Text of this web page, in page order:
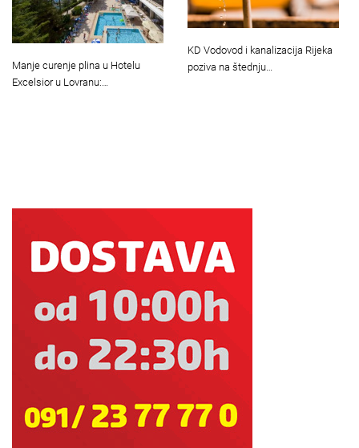
Manje curenje plina u Hotelu
Excelsior u Lovranu:…
KD Vodovod i kanalizacija Rijeka
poziva na štednju…